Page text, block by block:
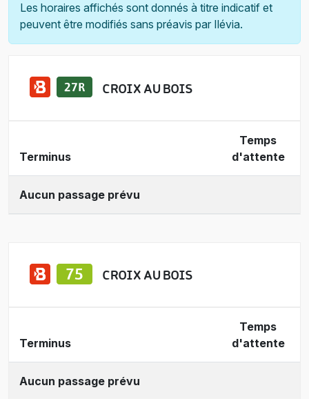
Les horaires affichés sont donnés à titre indicatif et
peuvent être modifiés sans préavis par Ilévia.
CROIX AU BOIS
Terminus
Temps
d'attente
Aucun passage prévu
CROIX AU BOIS
Terminus
Temps
d'attente
Aucun passage prévu